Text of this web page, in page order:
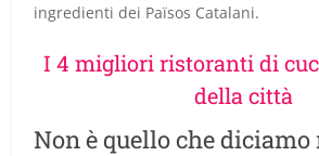
ingredienti dei Països Catalani.
I 4 migliori ristoranti di
della città
Non è quello che diciamo